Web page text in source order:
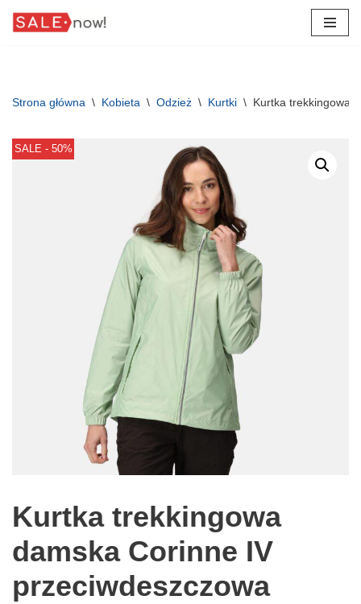
Strona główna \ Kobieta \ Odzież \ Kurtki \ Kurtka trekkingowa
SALE - 50%
Kurtka trekkingowa
damska Corinne IV
przeciwdeszczowa